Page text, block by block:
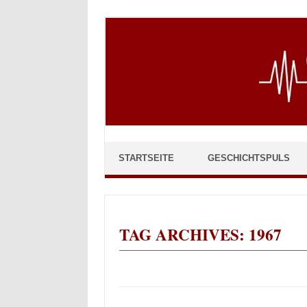
STARTSEITE GESCHICHTSPULS
TAG ARCHIVES: 1967